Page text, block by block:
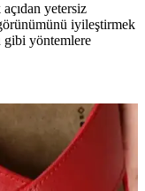
yetersiz
iyileştirmek
gibi yöntemlere